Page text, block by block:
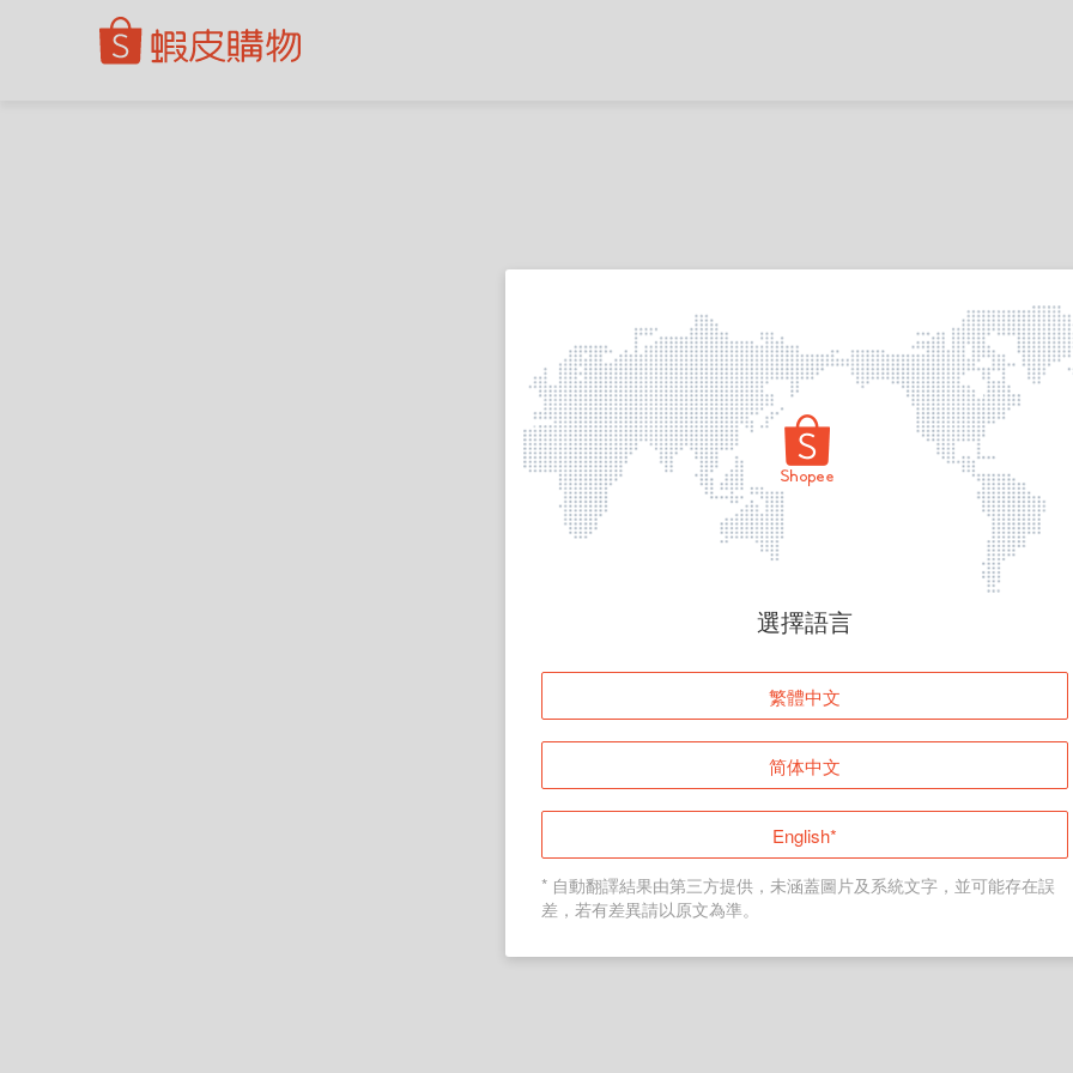
頁面無法顯示
登入
返回首頁
選擇語言
繁體中文
简体中文
English*
* 自動翻譯結果由第三方提供，未涵蓋圖片及系統文字，並可能存在誤
差，若有差異請以原文為準。